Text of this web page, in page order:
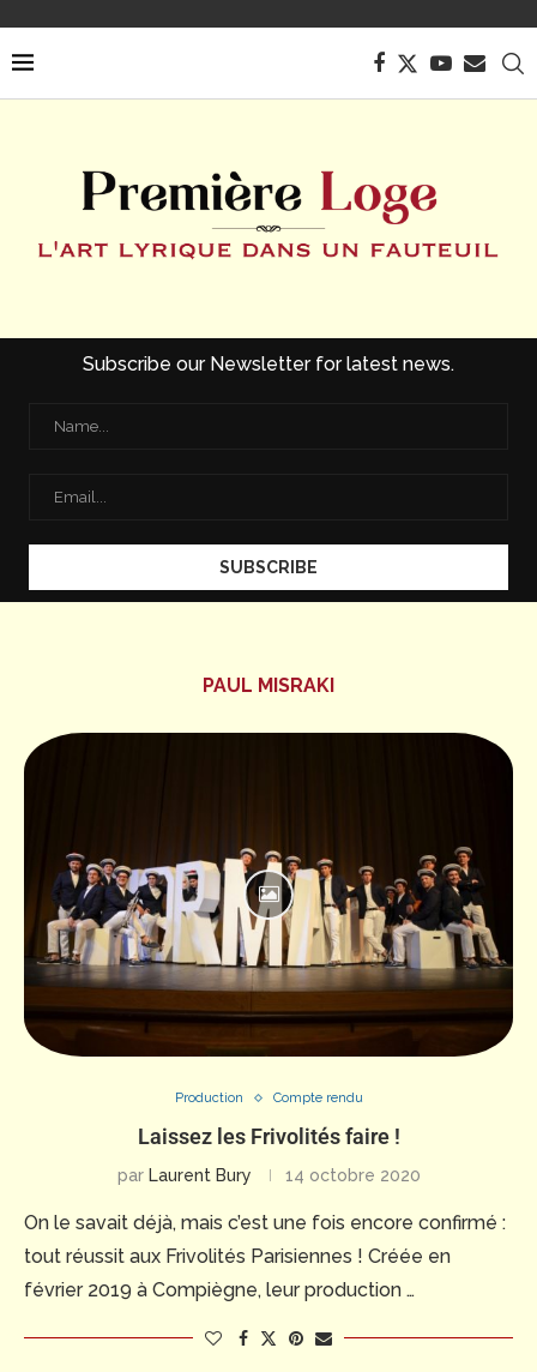
Subscribe our Newsletter for latest news.
PAUL MISRAKI
Production Compte rendu
Laissez les Frivolités faire !
par Laurent Bury 14 octobre 2020
On le savait déjà, mais c’est une fois encore confirmé :
tout réussit aux Frivolités Parisiennes ! Créée en
février 2019 à Compiègne, leur production …